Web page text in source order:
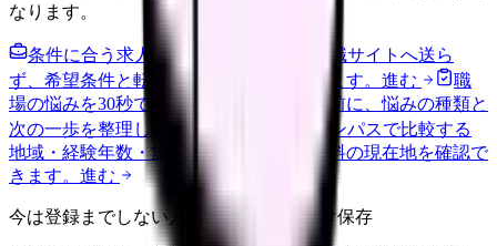
なります。
条件に合う求人通知を受け取る
外部転職サイトへ送ら
ず、希望条件と転職時期を自社で預かります。 進む
職
場の悩みを30秒で診断辞めるべきか迷う前に、悩みの種類と
次の一歩を整理します。
給料コンパスで比較する
地域・経験年数・施設形態から、今の給料の現在地を確認で
きます。 進む
今は登録までしない人向け: 希望条件だけ保存